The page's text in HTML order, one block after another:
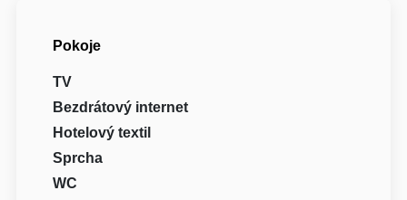
Pokoje
TV
Bezdrátový internet
Hotelový textil
Sprcha
WC